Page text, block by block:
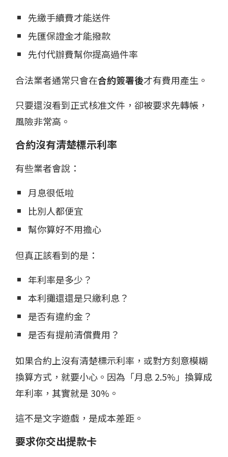
先繳手續費才能送件
先匯保證金才能撥款
先付代辦費幫你提高過件率
合法業者通常只會在合約簽署後才有費用產生。
只要還沒看到正式核准文件，卻被要求先轉帳，
風險非常高。
合約沒有清楚標示利率
有些業者會說：
月息很低啦
比別人都便宜
幫你算好不用擔心
但真正該看到的是：
年利率是多少？
本利攤還還是只繳利息？
是否有違約金？
是否有提前清償費用？
如果合約上沒有清楚標示利率，或對方刻意模糊
換算方式，就要小心。因為「月息 2.5%」換算成
年利率，其實就是 30%。
這不是文字遊戲，是成本差距。
要求你交出提款卡